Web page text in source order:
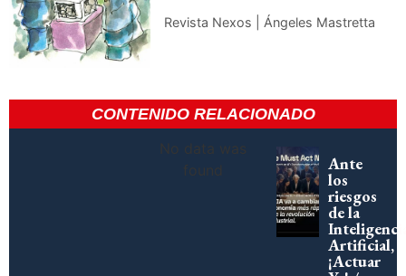
Revista Nexos | Ángeles Mastretta
CONTENIDO RELACIONADO
No data was
found
Ante
los
riesgos
de la
Artificial,
¡Actuar